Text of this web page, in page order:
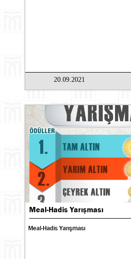
20.09.2021
Meal-Hadis Yarışması
Meal-Hadis Yarışması